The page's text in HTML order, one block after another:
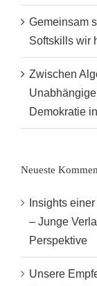
Gemeinsam
Softskills wir
Zwischen
Demokratie
Neueste
Insights
– Junge
Perspektive
Unsere